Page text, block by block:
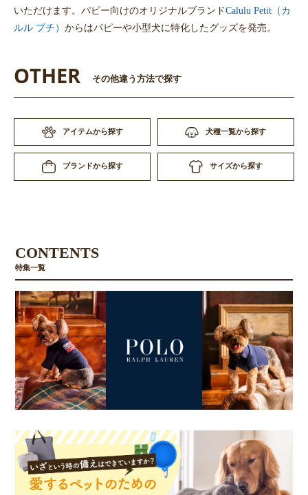
いただけます。パピー向けのオリジナルブランドCalulu Petit（カ
ルル プチ） からはパピーや小型犬に特化したグッズを発売。
OTHER その他違う方法で探す
アイテムから探す 犬種一覧から探す
ブランドから探す サイズから探す
CONTENTS
特集一覧